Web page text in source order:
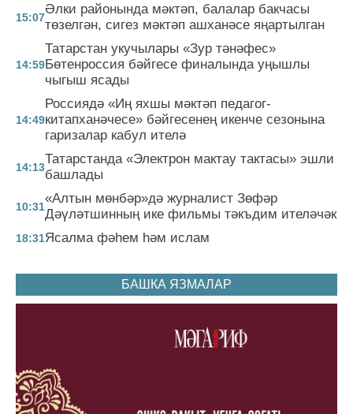
15:07
Әлки районында мәктәп, балалар бакчасы
төзелгән, сигез мәктәп ашханәсе яңартылган
14:59
Татарстан укучылары «Зур тәнәфес»
Бөтенроссия бәйгесе финалында уңышлы
чыгыш ясады
14:49
Россиядә «Иң яхшы мәктәп педагог-
китапханәчесе» бәйгесенең икенче сезонына
гаризалар кабул ителә
14:13
Татарстанда «Электрон мактау тактасы» эшли
башлады
10:31
«Алтын мөнбәр»дә журналист Зөфәр
Дәүләтшинның ике фильмы тәкъдим ителәчәк
18:31Ясалма фәһем һәм ислам
БАШКА ЯЗМАЛАР